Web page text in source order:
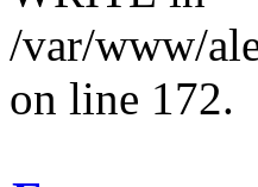
/var/www/
on line 172.